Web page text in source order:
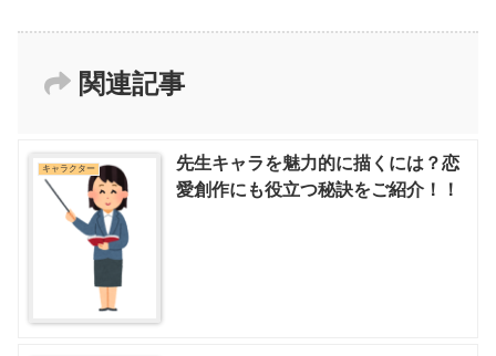
関連記事
キャラクター
先生キャラを魅力的に描くには？恋
愛創作にも役立つ秘訣をご紹介！！